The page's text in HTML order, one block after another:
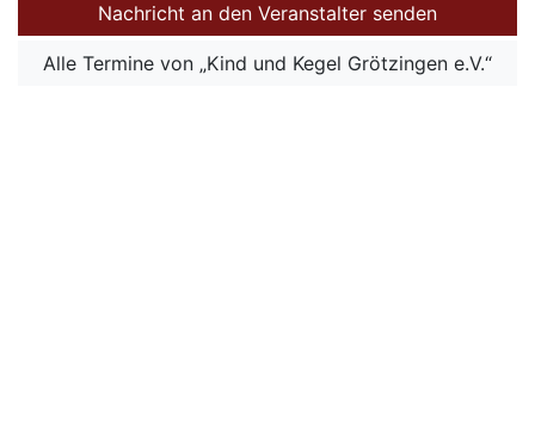
Nachricht an den Veranstalter senden
Alle Termine von „Kind und Kegel Grötzingen e.V.“